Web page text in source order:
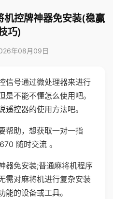
机控牌神器免安装(稳赢
巧)
年08月09日
信号通过微处理器来进行
不能不懂怎么使用吧。
控器的使用方法吧。
帮助，想获取一对一指
随时交流 。
器免安装;普通麻将机程序
需对麻将机进行复杂安装
的设备或工具。